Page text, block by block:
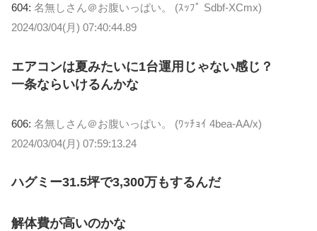
604: 名無しさん＠お腹いっぱい。 (ｽｯﾌﾟ Sdbf-XCmx)
2024/03/04(月) 07:40:44.89
エアコンは夏みたいに1台運用じゃない感じ？
一条ならいけるんかな
606: 名無しさん＠お腹いっぱい。 (ﾜｯﾁｮｲ 4bea-AA/x)
2024/03/04(月) 07:59:13.24
ハグミー31.5坪で3,300万もするんだ
解体費が高いのかな